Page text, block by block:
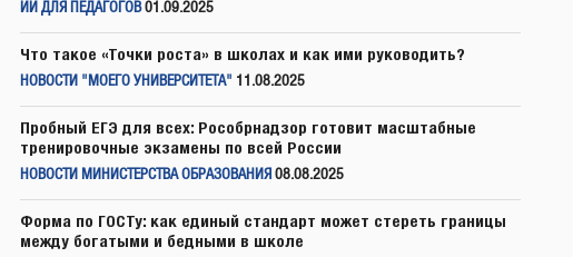
ИИ ДЛЯ ПЕДАГОГОВ 01.09.2025
Что такое «Точки роста» в школах и как ими руководить?
НОВОСТИ "МОЕГО УНИВЕРСИТЕТА" 11.08.2025
Пробный ЕГЭ для всех: Рособрнадзор готовит масштабные
тренировочные экзамены по всей России
НОВОСТИ МИНИСТЕРСТВА ОБРАЗОВАНИЯ 08.08.2025
Форма по ГОСТу: как единый стандарт может стереть границы
между богатыми и бедными в школе